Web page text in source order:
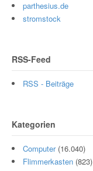
parthesius.de
stromstock
RSS-Feed
RSS - Beiträge
Kategorien
Computer(16.040)
Flimmerkasten (823)